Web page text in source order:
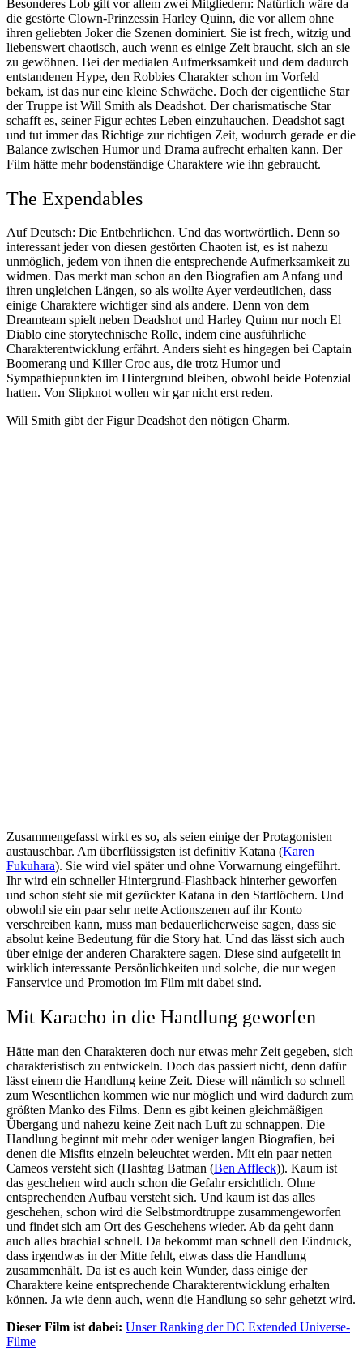
Besonderes Lob gilt vor allem zwei Mitgliedern: Natürlich wäre da
die gestörte Clown-Prinzessin Harley Quinn, die vor allem ohne
ihren geliebten Joker die Szenen dominiert. Sie ist frech, witzig und
liebenswert chaotisch, auch wenn es einige Zeit braucht, sich an sie
zu gewöhnen. Bei der medialen Aufmerksamkeit und dem dadurch
entstandenen Hype, den Robbies Charakter schon im Vorfeld
bekam, ist das nur eine kleine Schwäche. Doch der eigentliche Star
der Truppe ist Will Smith als Deadshot. Der charismatische Star
schafft es, seiner Figur echtes Leben einzuhauchen. Deadshot sagt
und tut immer das Richtige zur richtigen Zeit, wodurch gerade er die
Balance zwischen Humor und Drama aufrecht erhalten kann. Der
Film hätte mehr bodenständige Charaktere wie ihn gebraucht.
The Expendables
Auf Deutsch: Die Entbehrlichen. Und das wortwörtlich. Denn so
interessant jeder von diesen gestörten Chaoten ist, es ist nahezu
unmöglich, jedem von ihnen die entsprechende Aufmerksamkeit zu
widmen. Das merkt man schon an den Biografien am Anfang und
ihren ungleichen Längen, so als wollte Ayer verdeutlichen, dass
einige Charaktere wichtiger sind als andere. Denn von dem
Dreamteam spielt neben Deadshot und Harley Quinn nur noch El
Diablo eine storytechnische Rolle, indem eine ausführliche
Charakterentwicklung erfährt. Anders sieht es hingegen bei Captain
Boomerang und Killer Croc aus, die trotz Humor und
Sympathiepunkten im Hintergrund bleiben, obwohl beide Potenzial
hatten. Von Slipknot wollen wir gar nicht erst reden.
Will Smith gibt der Figur Deadshot den nötigen Charm.
Zusammengefasst wirkt es so, als seien einige der Protagonisten
austauschbar. Am überflüssigsten ist definitiv Katana (Karen
Fukuhara). Sie wird viel später und ohne Vorwarnung eingeführt.
Ihr wird ein schneller Hintergrund-Flashback hinterher geworfen
und schon steht sie mit gezückter Katana in den Startlöchern. Und
obwohl sie ein paar sehr nette Actionszenen auf ihr Konto
verschreiben kann, muss man bedauerlicherweise sagen, dass sie
absolut keine Bedeutung für die Story hat. Und das lässt sich auch
über einige der anderen Charaktere sagen. Diese sind aufgeteilt in
wirklich interessante Persönlichkeiten und solche, die nur wegen
Fanservice und Promotion im Film mit dabei sind.
Mit Karacho in die Handlung geworfen
Hätte man den Charakteren doch nur etwas mehr Zeit gegeben, sich
charakteristisch zu entwickeln. Doch das passiert nicht, denn dafür
lässt einem die Handlung keine Zeit. Diese will nämlich so schnell
zum Wesentlichen kommen wie nur möglich und wird dadurch zum
größten Manko des Films. Denn es gibt keinen gleichmäßigen
Übergang und nahezu keine Zeit nach Luft zu schnappen. Die
Handlung beginnt mit mehr oder weniger langen Biografien, bei
denen die Misfits einzeln beleuchtet werden. Mit ein paar netten
Cameos versteht sich (Hashtag Batman (Ben Affleck)). Kaum ist
das geschehen wird auch schon die Gefahr ersichtlich. Ohne
entsprechenden Aufbau versteht sich. Und kaum ist das alles
geschehen, schon wird die Selbstmordtruppe zusammengeworfen
und findet sich am Ort des Geschehens wieder. Ab da geht dann
auch alles brachial schnell. Da bekommt man schnell den Eindruck,
dass irgendwas in der Mitte fehlt, etwas dass die Handlung
zusammenhält. Da ist es auch kein Wunder, dass einige der
Charaktere keine entsprechende Charakterentwicklung erhalten
können. Ja wie denn auch, wenn die Handlung so sehr gehetzt wird.
Dieser Film ist dabei: Unser Ranking der DC Extended Universe-
Filme